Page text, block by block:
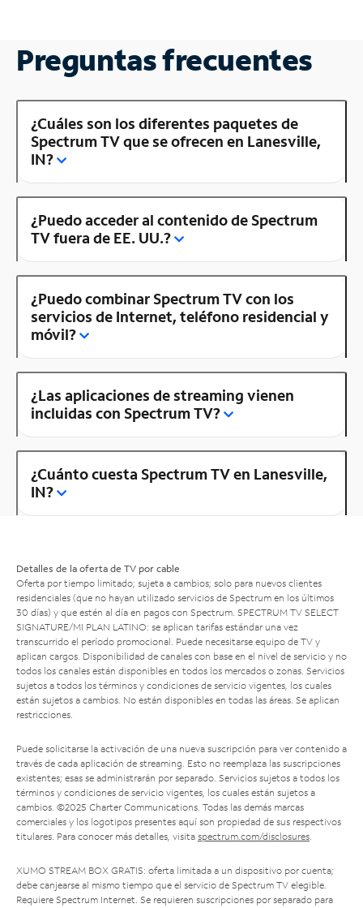
Preguntas frecuentes
¿Cuáles son los diferentes paquetes de
Spectrum TV que se ofrecen en Lanesville,
IN?
¿Puedo acceder al contenido de Spectrum
TV fuera de EE. UU.?
¿Puedo combinar Spectrum TV con los
servicios de Internet, teléfono residencial y
móvil?
¿Las aplicaciones de streaming vienen
incluidas con Spectrum TV?
¿Cuánto cuesta Spectrum TV en Lanesville,
IN?
Detalles de la oferta de TV por cable
Oferta por tiempo limitado; sujeta a cambios; solo para nuevos clientes
residenciales (que no hayan utilizado servicios de Spectrum en los últimos
30 días) y que estén al día en pagos con Spectrum. SPECTRUM TV SELECT
SIGNATURE/MI PLAN LATINO: se aplican tarifas estándar una vez
transcurrido el período promocional. Puede necesitarse equipo de TV y
aplican cargos. Disponibilidad de canales con base en el nivel de servicio y no
todos los canales están disponibles en todos los mercados o zonas. Servicios
sujetos a todos los términos y condiciones de servicio vigentes, los cuales
están sujetos a cambios. No están disponibles en todas las áreas. Se aplican
restricciones.
Puede solicitarse la activación de una nueva suscripción para ver contenido a
través de cada aplicación de streaming. Esto no reemplaza las suscripciones
existentes; esas se administrarán por separado. Servicios sujetos a todos los
términos y condiciones de servicio vigentes, los cuales están sujetos a
cambios. ©2025 Charter Communications. Todas las demás marcas
comerciales y los logotipos presentes aquí son propiedad de sus respectivos
titulares. Para conocer más detalles, visita spectrum.com/disclosures.
XUMO STREAM BOX GRATIS: oferta limitada a un dispositivo por cuenta;
debe canjearse al mismo tiempo que el servicio de Spectrum TV elegible.
Requiere Spectrum Internet. Se requieren suscripciones por separado para